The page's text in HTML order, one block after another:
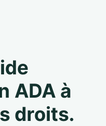
ADA à
droits.